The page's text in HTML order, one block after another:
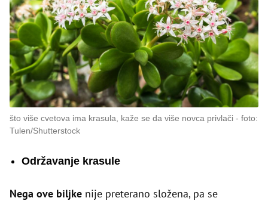
što više cvetova ima krasula, kaže se da više novca privlači
foto:
Tulen/Shutterstock
Održavanje krasule
Nega ove biljke nije preterano složena, pa se